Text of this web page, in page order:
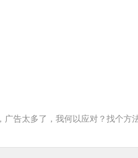
告太多了，我何以应对？找个方